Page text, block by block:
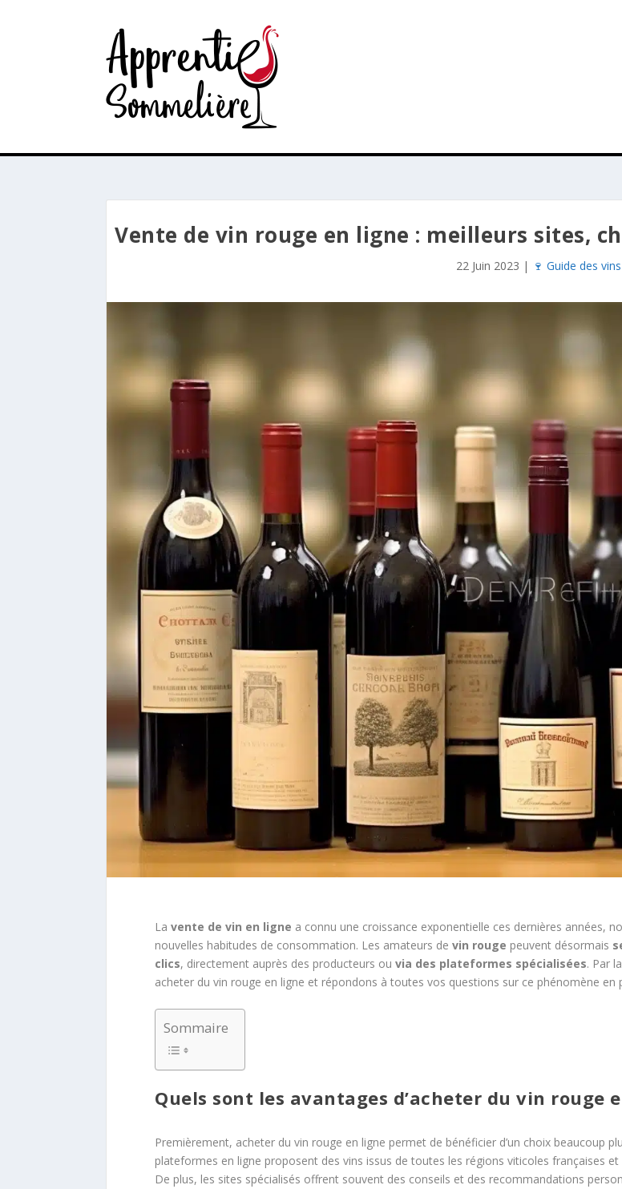
Vente de vin rouge en ligne : meilleurs sites,
22 Juin 2023 | 🍷 Guide des vins
La vente de vin en ligne a connu une croissance exponentielle ces dernières années,
nouvelles habitudes de consommation. Les amateurs de vin rouge peuvent désormais
clics, directement auprès des producteurs ou via des plateformes spécialisées. Par
acheter du vin rouge en ligne et répondons à toutes vos questions sur ce phénomène en
Sommaire
Quels sont les avantages d’acheter du vin rouge
Premièrement, acheter du vin rouge en ligne permet de bénéficier d’un choix beaucoup
plateformes en ligne proposent des vins issus de toutes les régions viticoles françaises
De plus, les sites spécialisés offrent souvent des conseils et des recommandations